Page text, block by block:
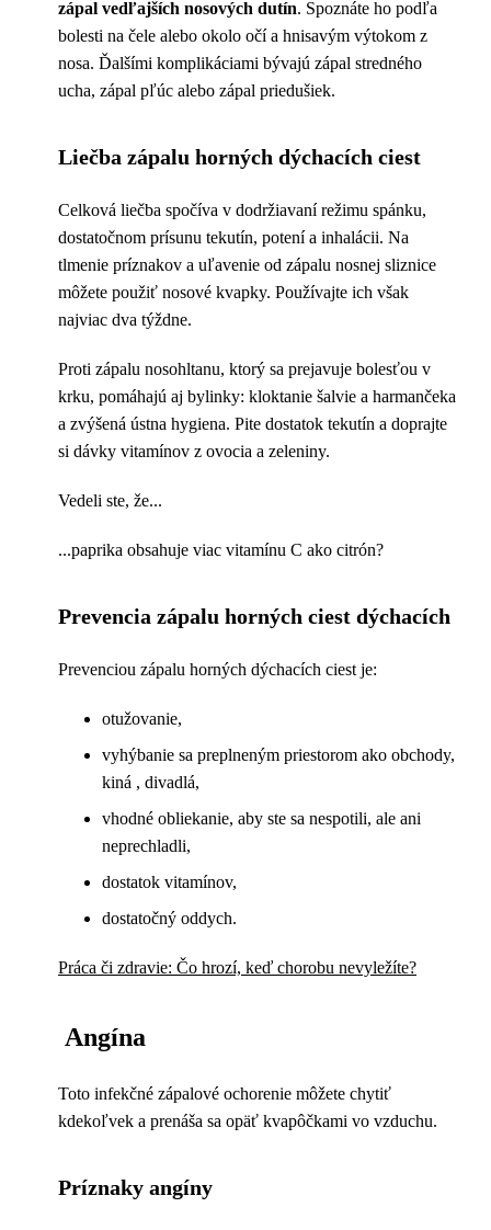
zápal vedľajších nosových dutín. Spoznáte ho podľa
bolesti na čele alebo okolo očí a hnisavým výtokom z
nosa. Ďalšími komplikáciami bývajú zápal stredného
ucha, zápal pľúc alebo zápal priedušiek.
Liečba zápalu horných dýchacích ciest
Celková liečba spočíva v dodržiavaní režimu spánku,
dostatočnom prísunu tekutín, potení a inhalácii. Na
tlmenie príznakov a uľavenie od zápalu nosnej sliznice
môžete použiť nosové kvapky. Používajte ich však
najviac dva týždne.
Proti zápalu nosohltanu, ktorý sa prejavuje bolesťou v
krku, pomáhajú aj bylinky: kloktanie šalvie a harmančeka
a zvýšená ústna hygiena. Pite dostatok tekutín a doprajte
si dávky vitamínov z ovocia a zeleniny.
Vedeli ste, že...
...paprika obsahuje viac vitamínu C ako citrón?
Prevencia zápalu horných ciest dýchacích
Prevenciou zápalu horných dýchacích ciest je:
otužovanie,
vyhýbanie sa preplneným priestorom ako obchody,
kiná , divadlá,
vhodné obliekanie, aby ste sa nespotili, ale ani
neprechladli,
dostatok vitamínov,
dostatočný oddych.
Práca či zdravie: Čo hrozí, keď chorobu nevyležíte?
Angína
Toto infekčné zápalové ochorenie môžete chytiť
kdekoľvek a prenáša sa opäť kvapôčkami vo vzduchu.
Príznaky angíny